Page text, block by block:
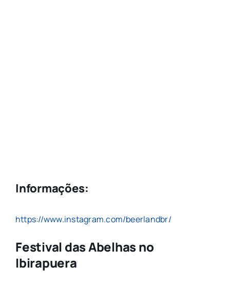
Informações:
https://www.instagram.com/beerlandbr/
Festival das Abelhas no
Ibirapuera